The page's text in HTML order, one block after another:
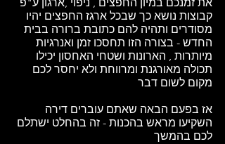
את זמנכם במיון החפצים , ניפוי ,ארגון ע"פ
קבוצות נושא כך שבכל ארגז החפצים יהיו
מסודרים ותהיה להם כתובת ברורה בבית
החדש - בצורה הזו תחסכו זמן ואנרגיות
מיותרות , הארונות ושטחי האחסון יכילו
תכולה מאורגנת ומרווחת ולא יחסר לכם
מקום לשום דבר
אז בפעם הבאה שאתם עוברים דירה
השקיעו מראש בהכנות - זה בהחלט ישתלם
לכם בהמשך